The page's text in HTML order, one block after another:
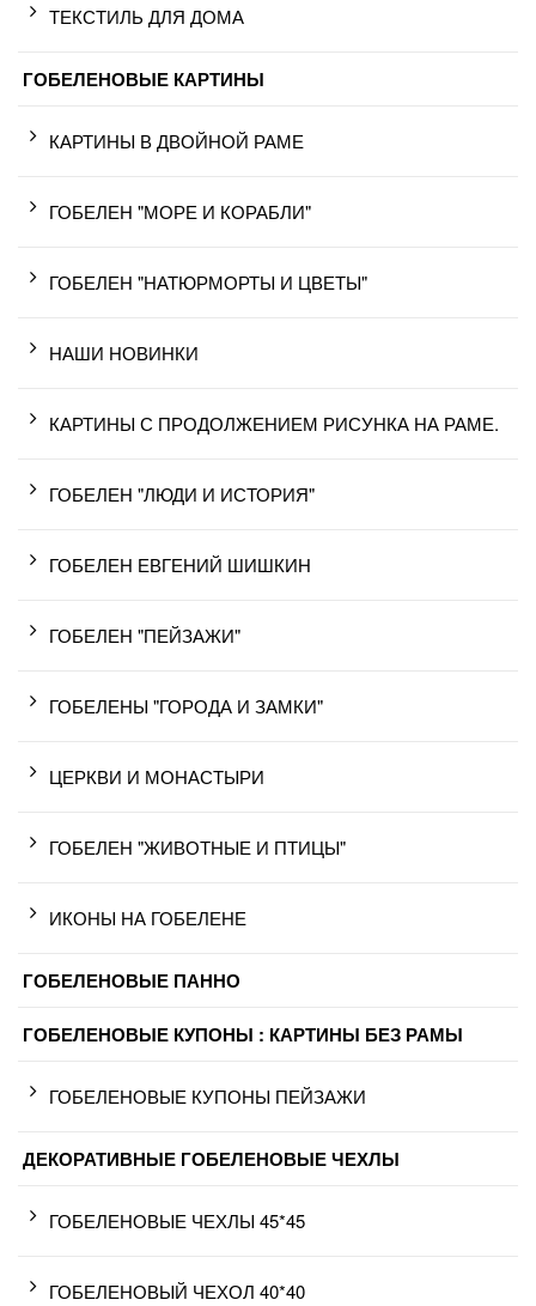
ТЕКСТИЛЬ ДЛЯ ДОМА
ГОБЕЛЕНОВЫЕ КАРТИНЫ
КАРТИНЫ В ДВОЙНОЙ РАМЕ
ГОБЕЛЕН "МОРЕ И КОРАБЛИ"
ГОБЕЛЕН "НАТЮРМОРТЫ И ЦВЕТЫ"
НАШИ НОВИНКИ
КАРТИНЫ С ПРОДОЛЖЕНИЕМ РИСУНКА НА РАМЕ.
ГОБЕЛЕН "ЛЮДИ И ИСТОРИЯ"
ГОБЕЛЕН ЕВГЕНИЙ ШИШКИН
ГОБЕЛЕН "ПЕЙЗАЖИ"
ГОБЕЛЕНЫ "ГОРОДА И ЗАМКИ"
ЦЕРКВИ И МОНАСТЫРИ
ГОБЕЛЕН "ЖИВОТНЫЕ И ПТИЦЫ"
ИКОНЫ НА ГОБЕЛЕНЕ
ГОБЕЛЕНОВЫЕ ПАННО
ГОБЕЛЕНОВЫЕ КУПОНЫ : КАРТИНЫ БЕЗ РАМЫ
ГОБЕЛЕНОВЫЕ КУПОНЫ ПЕЙЗАЖИ
ДЕКОРАТИВНЫЕ ГОБЕЛЕНОВЫЕ ЧЕХЛЫ
ГОБЕЛЕНОВЫЕ ЧЕХЛЫ 45*45
ГОБЕЛЕНОВЫЙ ЧЕХОЛ 40*40